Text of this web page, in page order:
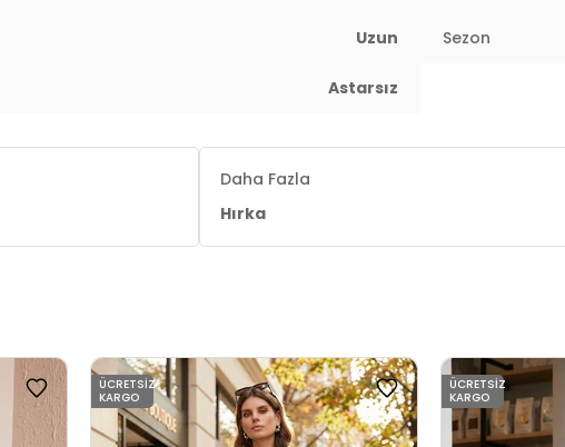
Uzun Sezon
Astarsız
Daha Fazla
Hırka
ÜCRETSIZ
KARGO
ÜCRETSIZ
KARGO